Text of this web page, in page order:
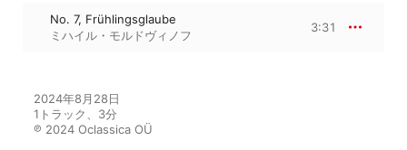
No. 7, Frühlingsglaube
ミハイル・モルドヴィノフ
3:31
2024年8月28日
1トラック、3分
℗ 2024 Oclassica OÜ